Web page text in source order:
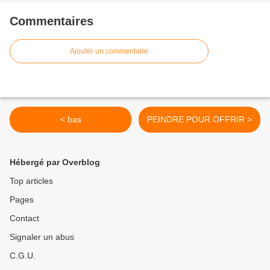
Commentaires
Ajouter un commentaire
< bas PEINDRE POUR OFFRIR >
Hébergé par Overblog
Top articles
Pages
Contact
Signaler un abus
C.G.U.